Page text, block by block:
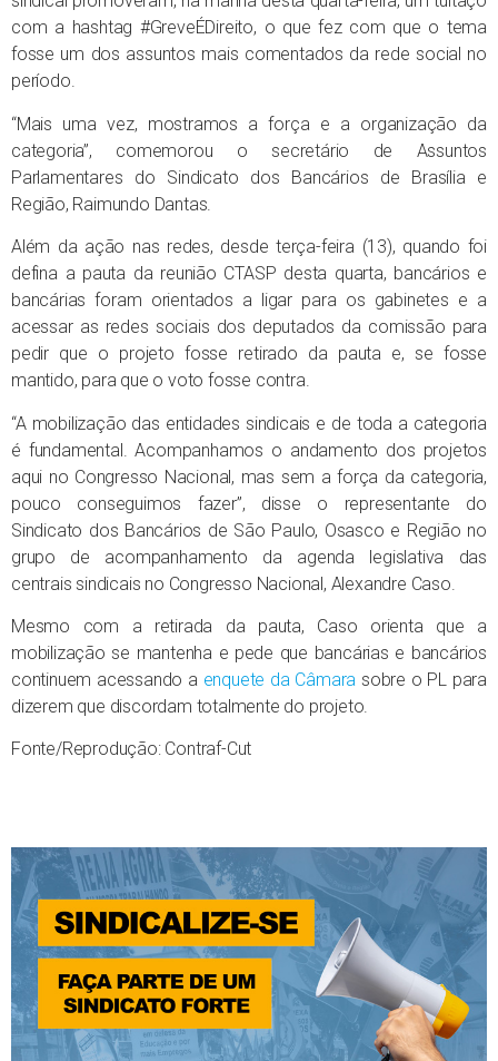
com a hashtag #GreveÉDireito, o que fez com que o tema
fosse um dos assuntos mais comentados da rede social no
período.
“Mais uma vez, mostramos a força e a organização da
categoria”, comemorou o secretário de Assuntos
Parlamentares do Sindicato dos Bancários de Brasília e
Região, Raimundo Dantas.
Além da ação nas redes, desde terça-feira (13), quando foi
defina a pauta da reunião CTASP desta quarta, bancários e
bancárias foram orientados a ligar para os gabinetes e a
acessar as redes sociais dos deputados da comissão para
pedir que o projeto fosse retirado da pauta e, se fosse
mantido, para que o voto fosse contra.
“A mobilização das entidades sindicais e de toda a categoria
é fundamental. Acompanhamos o andamento dos projetos
aqui no Congresso Nacional, mas sem a força da categoria,
pouco conseguimos fazer”, disse o representante do
Sindicato dos Bancários de São Paulo, Osasco e Região no
grupo de acompanhamento da agenda legislativa das
centrais sindicais no Congresso Nacional, Alexandre Caso.
Mesmo com a retirada da pauta, Caso orienta que a
mobilização se mantenha e pede que bancárias e bancários
continuem acessando a enquete da Câmara sobre o PL para
dizerem que discordam totalmente do projeto.
Fonte/Reprodução: Contraf-Cut